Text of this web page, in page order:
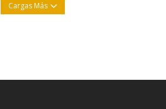
Cargas Más